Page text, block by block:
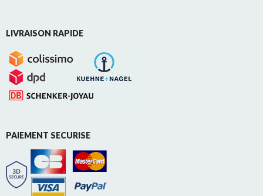
LIVRAISON RAPIDE
PAIEMENT SECURISE